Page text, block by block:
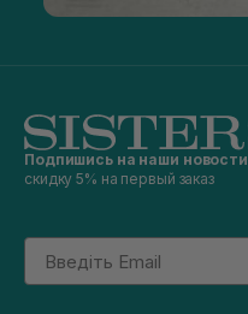
Подпишись на наши новости
скидку 5% на первый заказ
Email